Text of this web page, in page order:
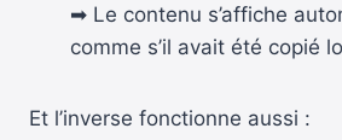
➡ Le contenu s’affiche
comme s’il avait été copié
Et l’inverse fonctionne aussi :